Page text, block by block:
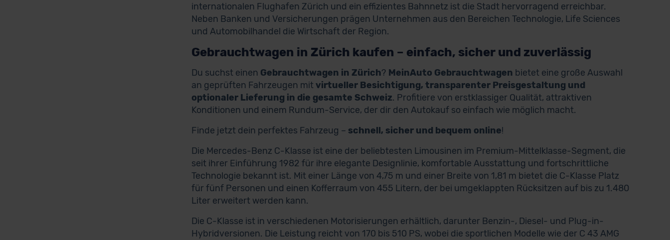
internationalen Flughafen Zürich und ein effizientes Bahnnetz ist die Stadt hervorragend erreichbar.
Neben Banken und Versicherungen prägen Unternehmen aus den Bereichen Technologie, Life Sciences
und Automobilhandel die Wirtschaft der Region.
Gebrauchtwagen in Zürich kaufen – einfach, sicher und zuverlässig
Du suchst einen Gebrauchtwagen in Zürich? MeinAuto Gebrauchtwagen bietet eine große Auswahl
an geprüften Fahrzeugen mitvirtueller Besichtigung, transparenter Preisgestaltung und
optionaler Lieferung in die gesamte Schweiz. Profitiere von erstklassiger Qualität, attraktiven
Konditionen und einem Rundum-Service, der dir den Autokauf so einfach wie möglich macht.
Finde jetzt dein perfektes Fahrzeug – schnell, sicher und bequem online!
Die Mercedes-Benz C-Klasse ist eine der beliebtesten Limousinen im Premium-Mittelklasse-Segment, die
seit ihrer Einführung 1982 für ihre elegante Designlinie, komfortable Ausstattung und fortschrittliche
Technologie bekannt ist. Mit einer Länge von 4,75 m und einer Breite von 1,81 m bietet die C-Klasse Platz
für fünf Personen und einen Kofferraum von 455 Litern, der bei umgeklappten Rücksitzen auf bis zu 1.480
Liter erweitert werden kann.
Die C-Klasse ist in verschiedenen Motorisierungen erhältlich, darunter Benzin-, Diesel- und Plug-in-
Hybridversionen. Die Leistung reicht von 170 bis 510 PS, wobei die sportlichen Modelle wie der C 43 AMG